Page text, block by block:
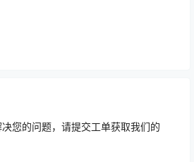
您的问题，请提交工单获取我们的